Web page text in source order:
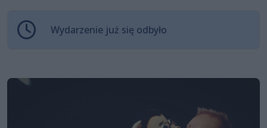
Wydarzenie już się odbyło